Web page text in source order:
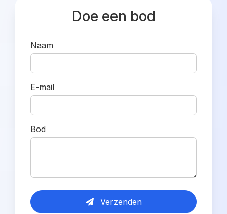
Doe een bod
Naam
E-mail
Bod
Verzenden